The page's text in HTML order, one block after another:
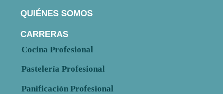
QUIÉNES SOMOS
CARRERAS
Cocina Profesional
Pastelería Profesional
Panificación Profesional